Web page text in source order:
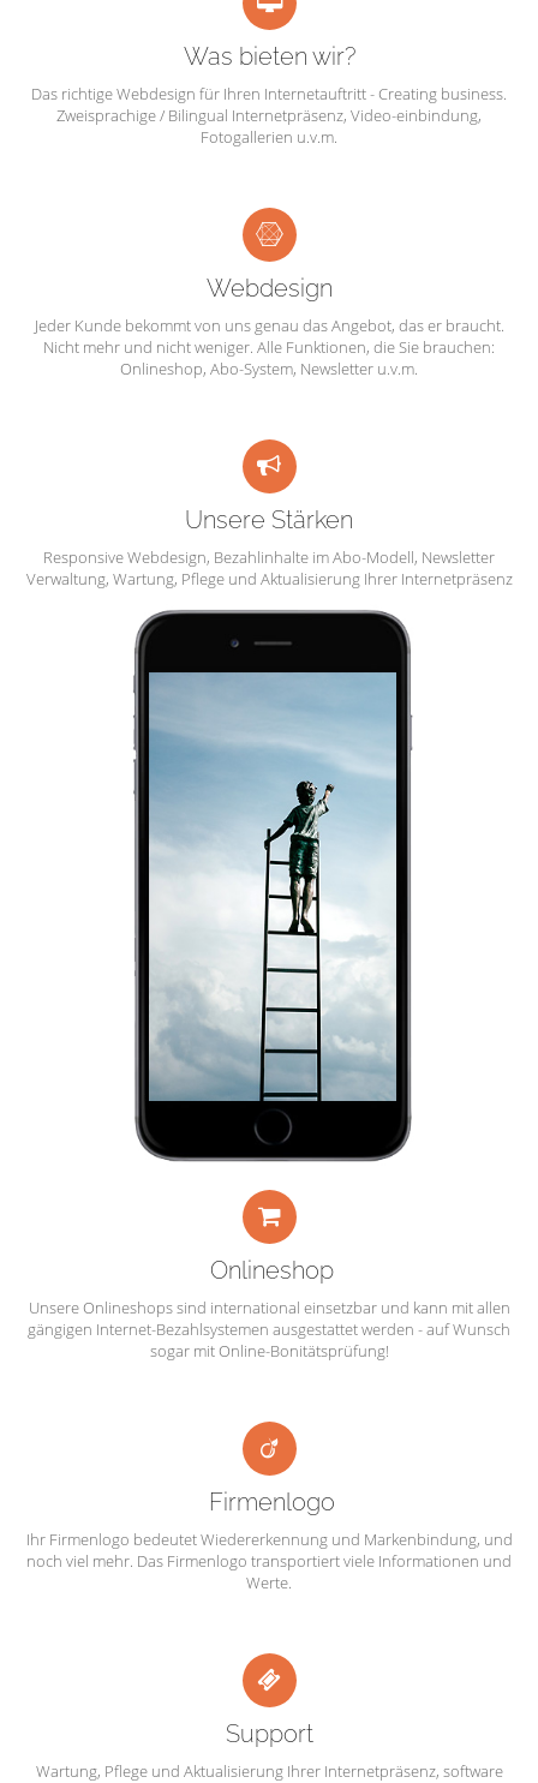
Was bieten wir?
Das richtige Webdesign für Ihren Internetauftritt - Creating business.
Zweisprachige / Bilingual Internetpräsenz, Video-einbindung,
Fotogallerien u.v.m.
Webdesign
Jeder Kunde bekommt von uns genau das Angebot, das er braucht.
Nicht mehr und nicht weniger. Alle Funktionen, die Sie brauchen:
Onlineshop, Abo-System, Newsletter u.v.m.
Unsere Stärken
Responsive Webdesign, Bezahlinhalte im Abo-Modell, Newsletter
Verwaltung, Wartung, Pflege und Aktualisierung Ihrer Internetpräsenz
Onlineshop
Unsere Onlineshops sind international einsetzbar und kann mit allen
gängigen Internet-Bezahlsystemen ausgestattet werden - auf Wunsch
sogar mit Online-Bonitätsprüfung!
Firmenlogo
Ihr Firmenlogo bedeutet Wiedererkennung und Markenbindung, und
noch viel mehr. Das Firmenlogo transportiert viele Informationen und
Werte.
Support
Wartung, Pflege und Aktualisierung Ihrer Internetpräsenz, software